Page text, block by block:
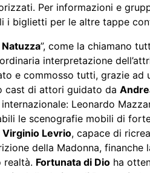
Per informazioni e
i biglietti per le altre tappe
”, come la chiamano
interpretazione
e commosso tutti, grazie ad
cast di attori guidato da
Leonardo
le scenografie mobili di
Virginio Levrio, capace di
della Madonna,
realtà. Fortunata di Dio ha